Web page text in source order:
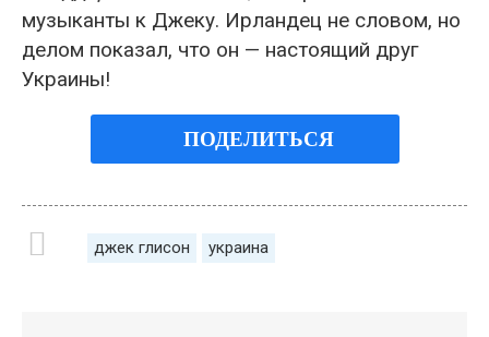
музыканты к Джеку. Ирландец не словом, но
делом показал, что он — настоящий друг
Украины!
ПОДЕЛИТЬСЯ
джек глисон украина